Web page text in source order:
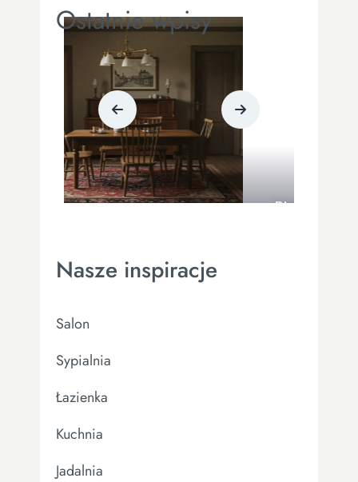
Ostatnie wpisy
ŁAZIENKA
Plakaty do łazienki – czy
warto włączać je do
aranżacji?
Nasze inspiracje
Salon
Sypialnia
Łazienka
Kuchnia
Jadalnia